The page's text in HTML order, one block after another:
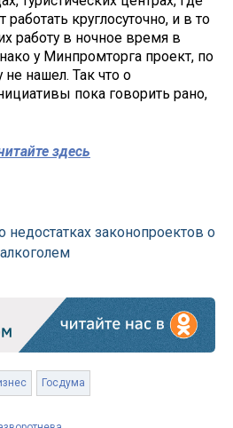
круглосуточно, и в то
работу в ночное время в
у Минпромторга проект, по
нашел. Так что о
пока говорить рано,
здесь
недостатках законопроектов о
Госдума